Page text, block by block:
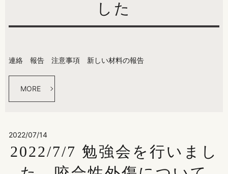
した
連絡 報告 注意事項 新しい材料の報告
MORE
2022/07/14
2022/7/7 勉強会を行いまし